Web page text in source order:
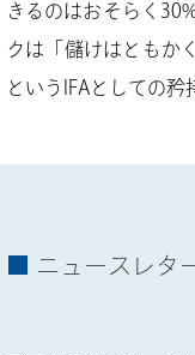
きるのはおそらく
クは「儲けはともか
というIFAとしての矜
ニュースレタ